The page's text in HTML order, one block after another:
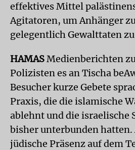
effektives Mittel
Agitatoren, um Anhänger
gelegentlich Gewalttaten
HAMASMedienberichten
Polizisten es an Tischa
Besucher kurze Gebete
Praxis, die die islamische
ablehnt und die israelische
bisher unterbunden
jüdische Präsenz auf dem